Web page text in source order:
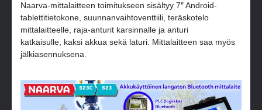
Naarva-mittalaitteen toimitukseen sisältyy 7″ Android-
tablettitietokone, suunnanvaihtoventtiili, teräskotelo
mittalaitteelle, raja-anturit karsinnalle ja anturi
katkaisulle, kaksi akkua sekä laturi. Mittalaitteen saa myös
jälkiasennuksena.